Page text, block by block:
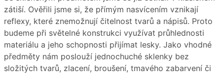
zátiší. Ověřili jsme si, že přímým nasvícením vznikají
reflexy, které znemožnují čitelnost tvarů a nápisů. Proto
budeme při světelné konstrukci využívat průhlednosti
materiálu a jeho schopnosti přijímat lesky. Jako vhodné
předměty nám poslouží jednochuché sklenky bez
složitých tvarů, zlacení, broušení, tmavého zabarvení či